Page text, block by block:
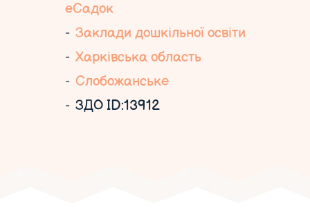
еСадок
Заклади дошкільної освіти
Харківська область
Слобожанське
ЗДО ID:13912